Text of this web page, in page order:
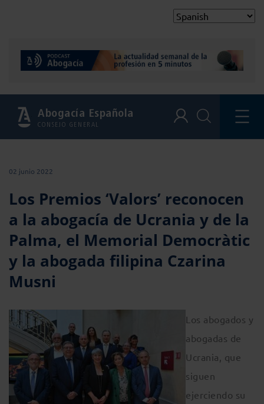
Abogacía Española
CONSEJO GENERAL
02 junio 2022
Los Premios ‘Valors’ reconocen
a la abogacía de Ucrania y de la
Palma, el Memorial Democràtic
y la abogada filipina Czarina
Musni
Los abogados y
abogadas de
Ucrania, que
siguen
ejerciendo su